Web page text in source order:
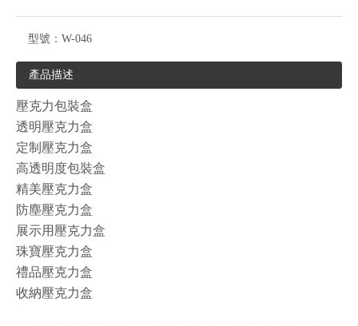
型號： W-046
產品描述
壓克力包裝盒
透明壓克力盒
定制壓克力盒
高透明度包裝盒
精美壓克力盒
防塵壓克力盒
展示用壓克力盒
珠寶壓克力盒
禮品壓克力盒
收納壓克力盒